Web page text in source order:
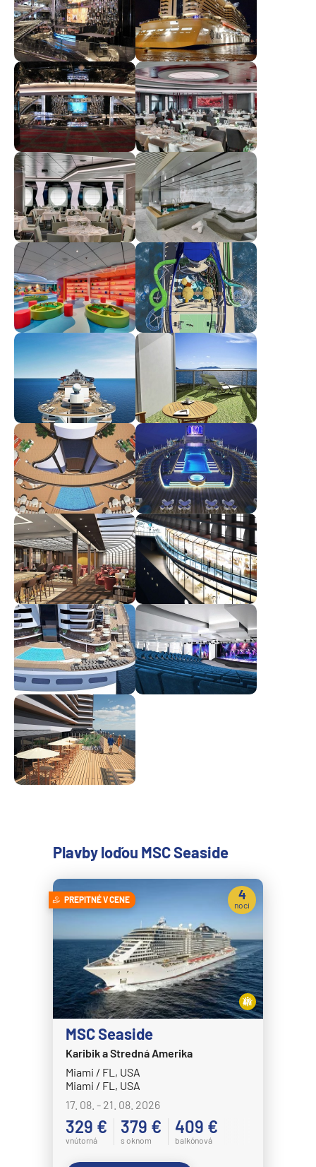
Plavby loďou MSC Seaside
PREPITNÉ V CENE
MSC Seaside
Karibik a Stredná Amerika
Miami / FL, USA
Miami / FL, USA
17. 08. - 21. 08. 2026
329 €
vnútorná
379 €
s oknom
409 €
balkónová
4
noci